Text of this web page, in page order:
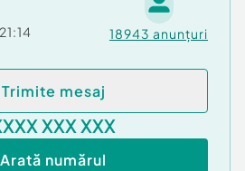
18943 anunțuri
Trimite mesaj
XXX XXX
Arată numărul